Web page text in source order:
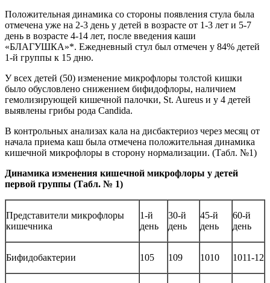
Положительная динамика со стороны появления стула была
отмечена уже на 2-3 день у детей в возрасте от 1-3 лет и 5-7
день в возрасте 4-14 лет, после введения каши
«БЛАГУШКА»*. Ежедневный стул был отмечен у 84% детей
1-й группы к 15 дню.
У всех детей (50) изменение микрофлоры толстой кишки
было обусловлено снижением бифидофлоры, наличием
гемолизирующей кишечной палочки, St. Aureus и у 4 детей
выявлены грибы рода Сandida.
В контрольных анализах кала на дисбактериоз через месяц от
начала приема каш была отмечена положительная динамика
кишечной микрофлоры в сторону нормализации. (Табл. №1)
Динамика изменения кишечной микрофлоры у детей
первой группы (Табл. № 1)
Представители микрофлоры
кишечника
1-й
день
30-й
день
45-й
день
60-й
день
Бифидобактерии 105 109 1010 1011-12